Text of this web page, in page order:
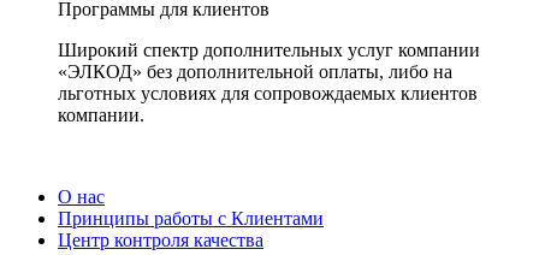
Программы для клиентов
Широкий спектр дополнительных услуг компании
«ЭЛКОД» без дополнительной оплаты, либо на
льготных условиях для сопровождаемых клиентов
компании.
О нас
Принципы работы с Клиентами
Центр контроля качества